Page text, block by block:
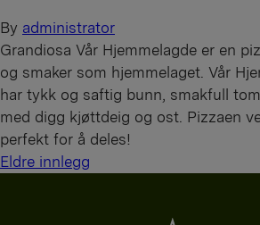
By administrator
Grandiosa Vår Hjemmelagde er en
og smaker som hjemmelaget. Vår
har tykk og saftig bunn, smakfull
med digg kjøttdeig og ost. Pizzaen
perfekt for å deles!
I
Eldre innlegg